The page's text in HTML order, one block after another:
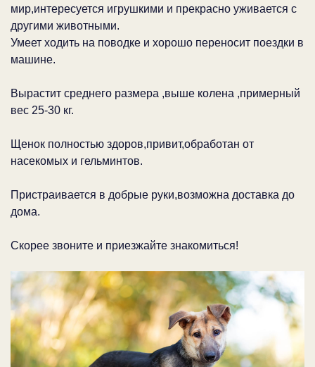
мир,интересуется игрушкими и прекрасно уживается с
другими животными.
Умеет ходить на поводке и хорошо переносит поездки в
машине.
Вырастит среднего размера ,выше колена ,примерный
вес 25-30 кг.
Щенок полностью здоров,привит,обработан от
насекомых и гельминтов.
Пристраивается в добрые руки,возможна доставка до
дома.
Скорее звоните и приезжайте знакомиться!